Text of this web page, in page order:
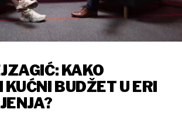
KAKO
KUĆNI BUDŽET U ERI